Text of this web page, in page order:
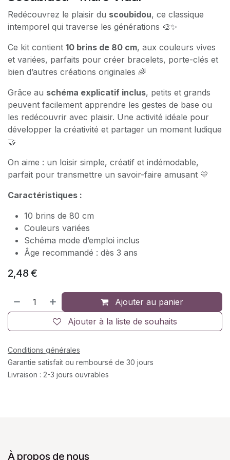
Redécouvrez le plaisir du scoubidou, ce classique
intemporel qui traverse les générations 🎨✨
Ce kit contient 10 brins de 80 cm, aux couleurs vives
et variées, parfaits pour créer bracelets, porte-clés et
bien d’autres créations originales 🌈
Grâce au schéma explicatif inclus, petits et grands
peuvent facilement apprendre les gestes de base ou
les redécouvrir avec plaisir. Une activité idéale pour
développer la créativité et partager un moment ludique
🤝
On aime : un loisir simple, créatif et indémodable,
parfait pour transmettre un savoir-faire amusant 💛
Caractéristiques :
10 brins de 80 cm
Couleurs variées
Schéma mode d’emploi inclus
Âge recommandé : dès 3 ans
2,48€
Ajouter au panier
Ajouter à la liste de souhaits
Conditions générales
Garantie satisfait ou remboursé de 30 jours
Livraison : 2-3 jours ouvrables
À propos de nous